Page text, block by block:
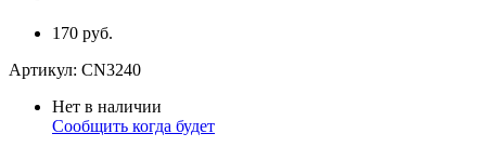
170 руб.
Артикул: CN3240
Нет в наличии
Сообщить когда будет